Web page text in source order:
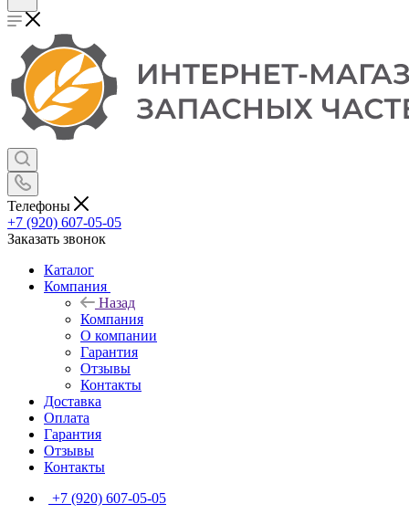
Телефоны
+7 (920) 607-05-05
Заказать звонок
Каталог
Компания
Назад
Компания
О компании
Гарантия
Отзывы
Контакты
Доставка
Оплата
Гарантия
Отзывы
Контакты
+7 (920) 607-05-05